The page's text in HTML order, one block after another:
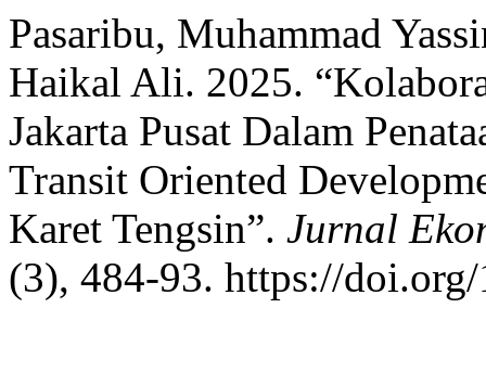
Pasaribu, Muhammad
Haikal Ali. 2025.
Jakarta Pusat Dalam
Transit Oriented
Karet Tengsin”. Jurnal
(3), 484-93. https://